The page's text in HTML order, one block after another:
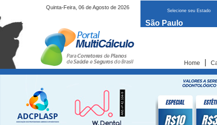
Selecione seu Estado
São Paulo
Home
Quinta-Feira, 06 de Agosto de 2026